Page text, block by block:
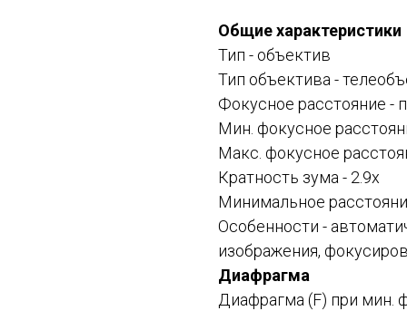
Общие характеристики
Тип - объектив
Тип объектива -
Фокусное расстояние -
Мин. фокусное
Макс. фокусное
Кратность зума - 2.9x
Минимальное
Особенности -
изображения,
Диафрагма
Диафрагма (F) при мин.